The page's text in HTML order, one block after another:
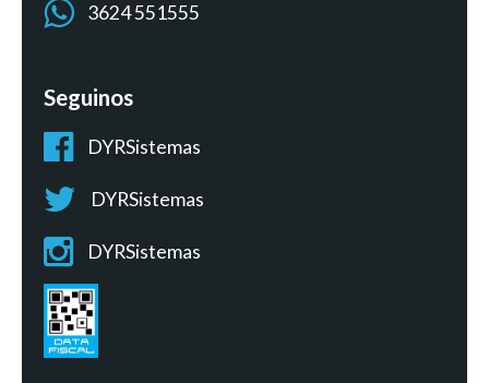
3624 551555
Seguinos
DYRSistemas
DYRSistemas
DYRSistemas